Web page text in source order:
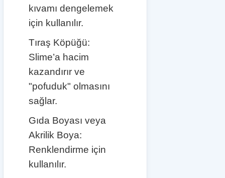
kıvamı dengelemek
için kullanılır.
Tıraş Köpüğü:
Slime’a hacim
kazandırır ve
"pofuduk" olmasını
sağlar.
Gıda Boyası veya
Akrilik Boya:
Renklendirme için
kullanılır.